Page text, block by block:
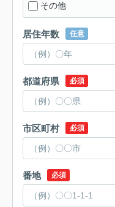
その他
居住年数 任意
都道府県 必須
市区町村 必須
番地 必須